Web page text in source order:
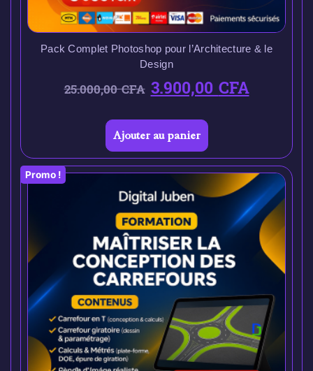
Pack Complet Photoshop pour l’Architecture & le
Design
25.000,00CFA 3.900,00CFA
Ajouter au panier
Promo !